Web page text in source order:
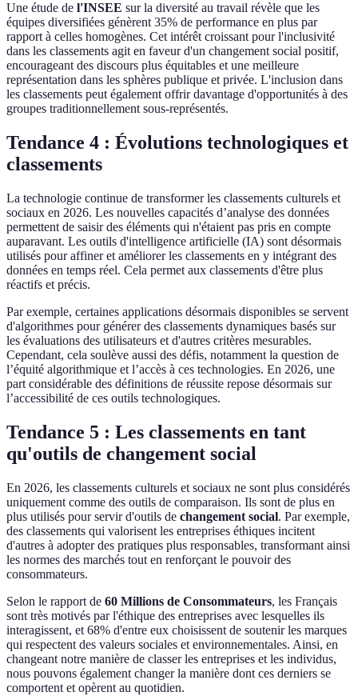
Une étude de l'INSEE sur la diversité au travail révèle que les
équipes diversifiées génèrent 35% de performance en plus par
rapport à celles homogènes. Cet intérêt croissant pour l'inclusivité
dans les classements agit en faveur d'un changement social positif,
encourageant des discours plus équitables et une meilleure
représentation dans les sphères publique et privée. L'inclusion dans
les classements peut également offrir davantage d'opportunités à des
groupes traditionnellement sous-représentés.
Tendance 4 : Évolutions technologiques et
classements
La technologie continue de transformer les classements culturels et
sociaux en 2026. Les nouvelles capacités d’analyse des données
permettent de saisir des éléments qui n'étaient pas pris en compte
auparavant. Les outils d'intelligence artificielle (IA) sont désormais
utilisés pour affiner et améliorer les classements en y intégrant des
données en temps réel. Cela permet aux classements d'être plus
réactifs et précis.
Par exemple, certaines applications désormais disponibles se servent
d'algorithmes pour générer des classements dynamiques basés sur
les évaluations des utilisateurs et d'autres critères mesurables.
Cependant, cela soulève aussi des défis, notamment la question de
l’équité algorithmique et l’accès à ces technologies. En 2026, une
part considérable des définitions de réussite repose désormais sur
l’accessibilité de ces outils technologiques.
Tendance 5 : Les classements en tant
qu'outils de changement social
En 2026, les classements culturels et sociaux ne sont plus considérés
uniquement comme des outils de comparaison. Ils sont de plus en
plus utilisés pour servir d'outils de changement social. Par exemple,
des classements qui valorisent les entreprises éthiques incitent
d'autres à adopter des pratiques plus responsables, transformant ainsi
les normes des marchés tout en renforçant le pouvoir des
consommateurs.
Selon le rapport de 60 Millions de Consommateurs, les Français
sont très motivés par l'éthique des entreprises avec lesquelles ils
interagissent, et 68% d'entre eux choisissent de soutenir les marques
qui respectent des valeurs sociales et environnementales. Ainsi, en
changeant notre manière de classer les entreprises et les individus,
nous pouvons également changer la manière dont ces derniers se
comportent et opèrent au quotidien.